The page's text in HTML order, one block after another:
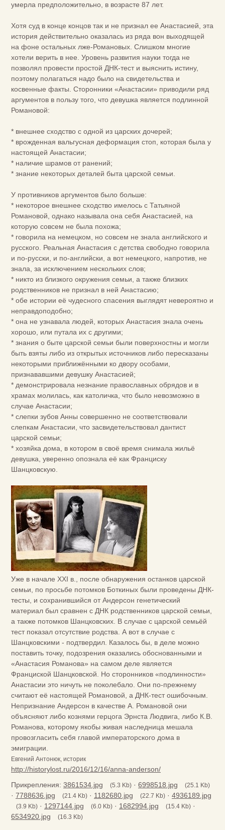
умерла предположительно, в возрасте 87 лет.
Хотя суд в конце концов так и не признал ее Анастасией, эта
история действительно оказалась из ряда вон выходящей
на фоне остальных лже-Романовых. Слишком многие
хотели верить в нее. Уровень развития науки тогда не
позволял провести простой ДНК-тест и выяснить истину,
поэтому полагаться надо было на свидетельства и
косвенные факты. Сторонники «Анастасии» приводили ряд
аргументов в пользу того, что девушка является подлинной
Романовой:
* внешнее сходство с одной из царских дочерей;
* врожденная вальгусная деформация стоп, которая была у
настоящей Анастасии;
* наличие шрамов от ранений;
* знание некоторых деталей быта царской семьи.
У противников аргументов было больше:
* некоторое внешнее сходство имелось с Татьяной
Романовой, однако называла она себя Анастасией, на
которую совсем не была похожа;
* говорила на немецком, но совсем не знала английского и
русского. Реальная Анастасия с детства свободно говорила
и по-русски, и по-английски, а вот немецкого, напротив, не
знала, за исключением нескольких слов;
* никто из близкого окружения семьи, а также близких
родственников не признал в ней Анастасию;
* обе истории её чудесного спасения выглядят невероятно и
неправдоподобно;
* она не узнавала людей, которых Анастасия знала очень
хорошо, или путала их с другими;
* знания о быте царской семьи были поверхностны и могли
быть взяты либо из открытых источников либо пересказаны
некоторыми приближёнными ко двору особами,
признававшими девушку Анастасией;
* демонстрировала незнание православных обрядов и в
храмах молилась, как католичка, что было невозможно в
случае Анастасии;
* слепки зубов Анны совершенно не соответствовали
слепкам Анастасии, что засвидетельствовал дантист
царской семьи;
* хозяйка дома, в котором в своё время снимала жильё
девушка, уверенно опознала её как Франциску
Шанцковскую.
Уже в начале XXI в., после обнаружения останков царской
семьи, по просьбе потомков Боткиных были проведены ДНК-
тесты, и сохранившийся от Андерсон генетический
материал был сравнен с ДНК родственников царской семьи,
а также потомков Шанцковских. В случае с царской семьёй
тест показал отсутствие родства. А вот в случае с
Шанцковскими - подтвердил. Казалось бы, в деле можно
поставить точку, подозрения оказались обоснованными и
«Анастасия Романова» на самом деле является
Франциской Шанцковской. Но сторонников «подлинности»
Анастасии это ничуть не поколебало. Они по-прежнему
считают её настоящей Романовой, а ДНК-тест ошибочным.
Непризнание Андерсон в качестве А. Романовой они
объясняют либо кознями герцога Эрнста Людвига, либо К.В.
Романова, которому якобы живая наследница мешала
провозгласить себя главой императорского дома в
эмиграции.
Евгений Антонюк, историк
http://historylost.ru/2016/12/16/anna-anderson/
Прикрепления: 3861534.jpg (5.3 Kb) · 6998518.jpg (25.1 Kb)
· 7788636.jpg (21.4 Kb) · 1182680.jpg (22.7 Kb) · 4936189.jpg
(3.9 Kb) · 1297144.jpg (6.0 Kb) · 1682994.jpg (15.4 Kb) ·
6534920.jpg
(16.3 Kb)